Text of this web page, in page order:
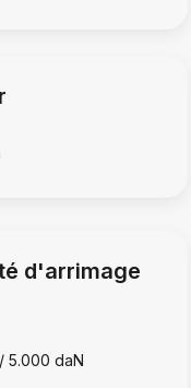
d'arrimage
5.000 daN